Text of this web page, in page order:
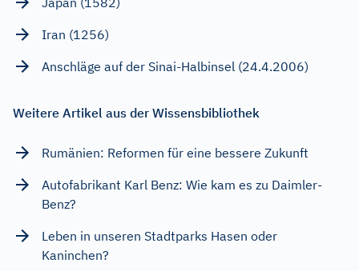
Iran (1256)
Anschläge auf der Sinai-Halbinsel (24.4.2006)
Weitere Artikel aus der Wissensbibliothek
Rumänien: Reformen für eine bessere Zukunft
Autofabrikant Karl Benz: Wie kam es zu Daimler-
Benz?
Leben in unseren Stadtparks Hasen oder
Kaninchen?